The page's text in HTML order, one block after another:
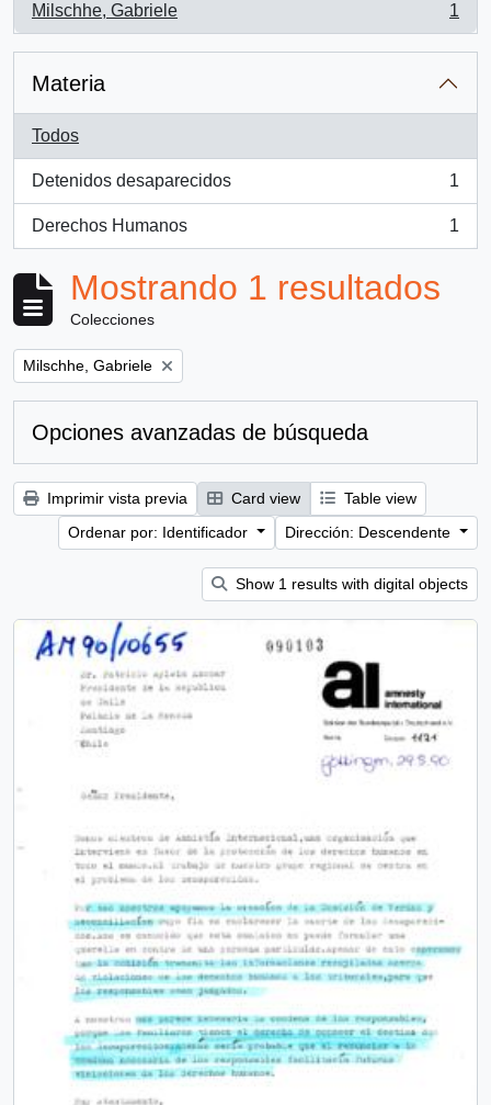
Milschhe, Gabriele
, 1 resultados
1
Materia
Todos
Detenidos desaparecidos
, 1 resultados
1
Derechos Humanos
, 1 resultados
1
Mostrando 1 resultados
Colecciones
Remove filter:
Milschhe, Gabriele
Opciones avanzadas de búsqueda
Imprimir vista previa Card view
Table view
Ordenar por: Identificador
Dirección: Descendente
Show 1 results with digital objects